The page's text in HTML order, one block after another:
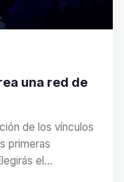
una red de
de los vínculos
primeras
el…